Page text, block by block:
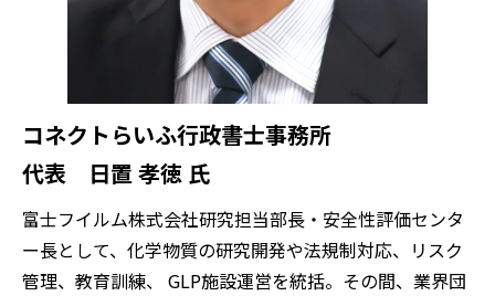
コネクトらいふ行政書士事務所
代表 日置 孝徳 氏
富士フイルム株式会社研究担当部長・安全性評価センタ
ー長として、化学物質の研究開発や法規制対応、リスク
管理、教育訓練、 GLP施設運営を統括。その間、業界団